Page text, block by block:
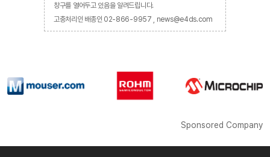
창구를 열어두고 있음을 알려드립니다.
고충처리인 배종인 02-866-9957 , news@e4ds.com
Sponsored Company